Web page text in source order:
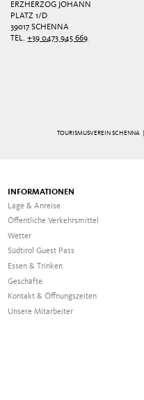
ERZHERZOG JOHANN
PLATZ 1/D
39017 SCHENNA
TEL.+39 0473 945 669
TOURISMUSVEREIN SCHENNA |
INFORMATIONEN
Lage & Anreise
Öffentliche Verkehrsmittel
Wetter
Südtirol Guest Pass
Essen & Trinken
Geschäfte
Kontakt & Öffnungszeiten
Unsere Mitarbeiter